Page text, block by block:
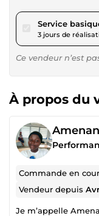
Service
3 jours de
Ce vendeur n’est
À propos du
Commande en
Vendeur depuis
Je m’appelle